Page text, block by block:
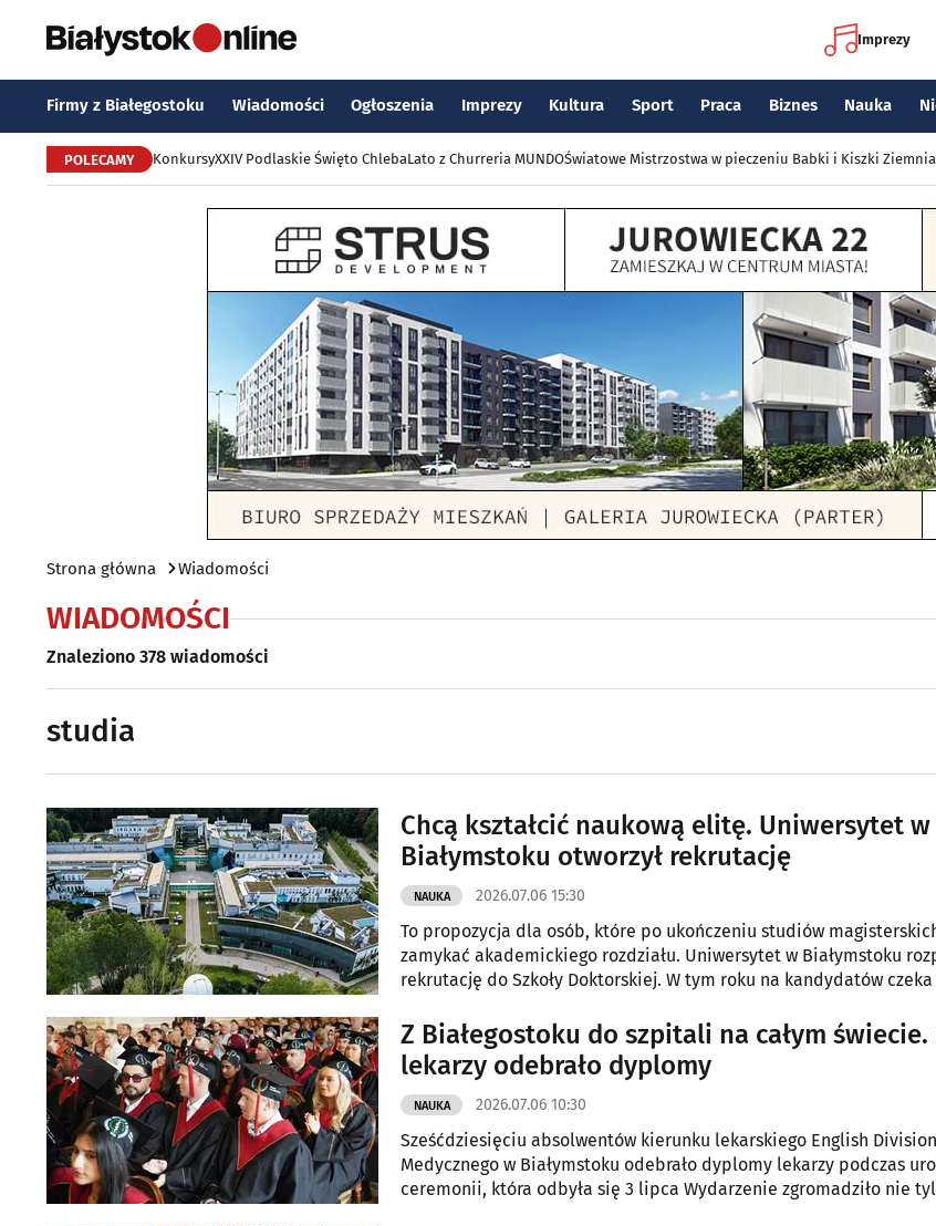
Imprezy
Firmy z Białegostoku Wiadomości Ogłoszenia Imprezy Kultura Sport Praca Biznes Nauka
POLECAMY KonkursyXXIV Podlaskie Święto ChlebaLato z Churreria MUNDOŚwiatowe Mistrzostwa w pieczeniu Babki i Kiszki
Strona główna Wiadomości
WIADOMOŚCI
Znaleziono 378 wiadomości
studia
Chcą kształcić naukową elitę. Uniwersytet w
Białymstoku otworzył rekrutację
NAUKA 2026.07.06 15:30
To propozycja dla osób, które po ukończeniu studiów
zamykać akademickiego rozdziału. Uniwersytet w Białymstoku
rekrutację do Szkoły Doktorskiej. W tym roku na kandydatów czeka
projekty badawcze pod opieką doświadczonych naukowców.
Z Białegostoku do szpitali na całym
lekarzy odebrało dyplomy
NAUKA 2026.07.06 10:30
Sześćdziesięciu absolwentów kierunku lekarskiego English
Medycznego w Białymstoku odebrało dyplomy lekarzy podczas
ceremonii, która odbyła się 3 lipca Wydarzenie zgromadziło nie